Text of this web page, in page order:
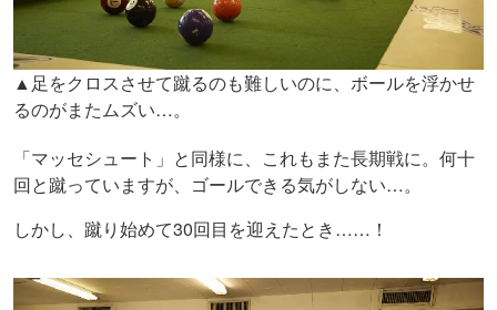
▲足をクロスさせて蹴るのも難しいのに、ボールを浮かせ
るのがまたムズい…。
「マッセシュート」と同様に、これもまた長期戦に。何十
回と蹴っていますが、ゴールできる気がしない…。
しかし、蹴り始めて30回目を迎えたとき……！